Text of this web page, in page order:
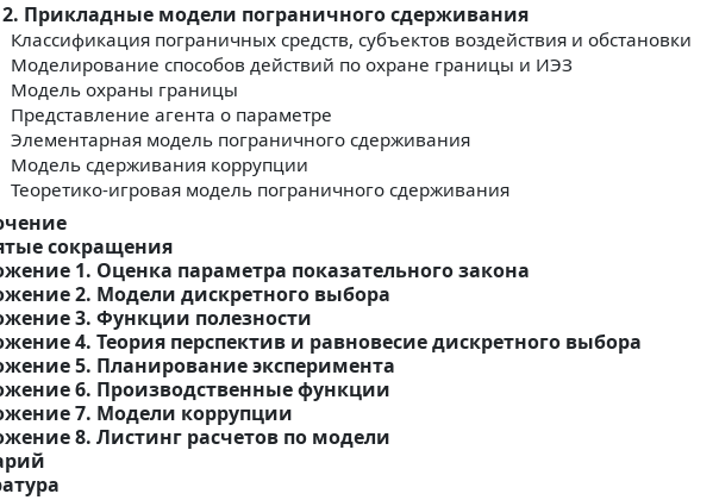
2. Прикладные модели пограничного сдерживания
Классификация пограничных средств, субъектов воздействия и обстановки
Моделирование способов действий по охране границы и ИЭЗ
Модель охраны границы
Представление агента о параметре
Элементарная модель пограничного сдерживания
Модель сдерживания коррупции
Теоретико-игровая модель пограничного сдерживания
сокращения
1. Оценка параметра показательного закона
2. Модели дискретного выбора
3. Функции полезности
4. Теория перспектив и равновесие дискретного выбора
5. Планирование эксперимента
6. Производственные функции
7. Модели коррупции
8. Листинг расчетов по модели